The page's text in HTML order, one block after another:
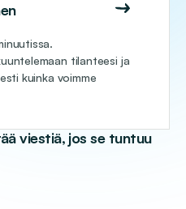
tilanteesi ja
kuinka voimme
viestiä, jos se tuntuu